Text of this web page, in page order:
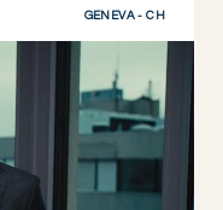
GENEVA - CH